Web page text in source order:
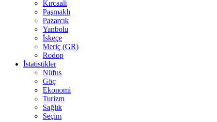
Kırcaali
Paşmaklı
Pazarcık
Yanbolu
İskeçe
Meriç (GR)
Rodop
İstatistikler
Nüfus
Göç
Ekonomi
Turizm
Sağlık
Seçim